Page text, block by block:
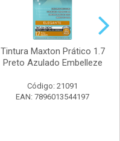
Tintura Maxton Prático 1.7
Preto Azulado Embelleze
Código: 21091
EAN: 7896013544197